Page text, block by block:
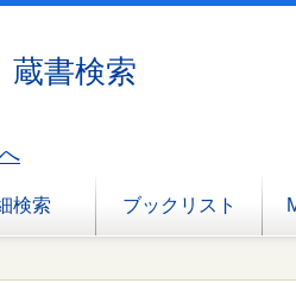
書検索
検索 ブックリスト